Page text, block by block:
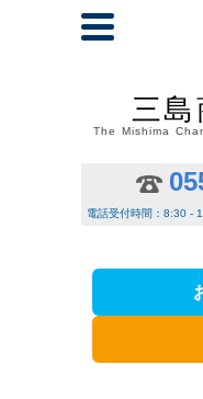
三
The Mishima
電話受付時間：8:30 -